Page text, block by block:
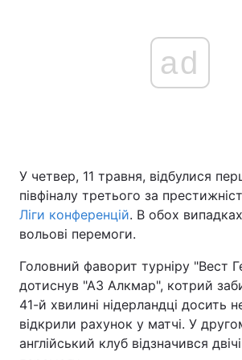
ad
У четвер, 11 травня, відбулися
півфіналу третього за
Ліги конференцій. В обох
вольові перемоги.
Головний фаворит турніру "Вест
дотиснув "АЗ Алкмар", котрий
41-й хвилині нідерландці досить
відкрили рахунок у матчі. У
англійський клуб відзначився